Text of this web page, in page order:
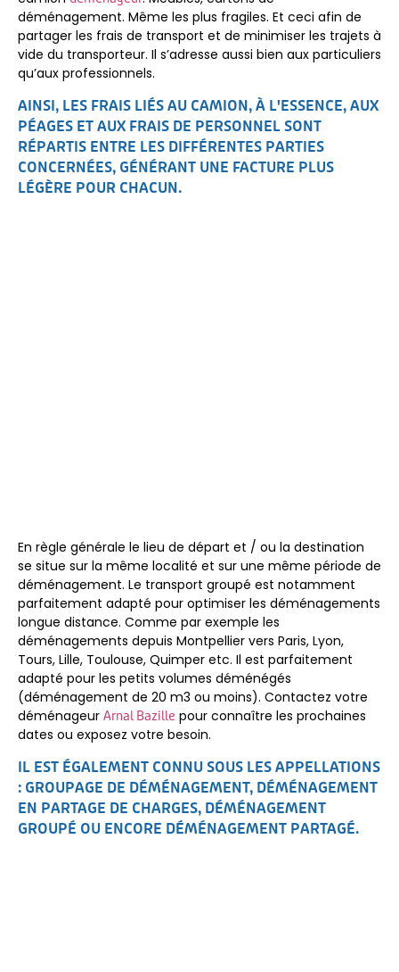
déménagement. Même les plus fragiles. Et ceci afin de
partager les frais de transport et de minimiser les trajets à
vide du transporteur. Il s’adresse aussi bien aux particuliers
qu’aux professionnels.
AINSI, LES FRAIS LIÉS AU CAMION, À L'ESSENCE, AUX
PÉAGES ET AUX FRAIS DE PERSONNEL SONT
RÉPARTIS ENTRE LES DIFFÉRENTES PARTIES
CONCERNÉES, GÉNÉRANT UNE FACTURE PLUS
LÉGÈRE POUR CHACUN.
En règle générale le lieu de départ et / ou la destination
se situe sur la même localité et sur une même période de
déménagement. Le transport groupé est notamment
parfaitement adapté pour optimiser les déménagements
longue distance. Comme par exemple les
déménagements depuis Montpellier vers Paris, Lyon,
Tours, Lille, Toulouse, Quimper etc. Il est parfaitement
adapté pour les petits volumes déménégés
(déménagement de 20 m3 ou moins). Contactez votre
déménageur Arnal Bazille pour connaître les prochaines
dates ou exposez votre besoin.
IL EST ÉGALEMENT CONNU SOUS LES APPELLATIONS
: GROUPAGE DE DÉMÉNAGEMENT, DÉMÉNAGEMENT
EN PARTAGE DE CHARGES, DÉMÉNAGEMENT
GROUPÉ OU ENCORE DÉMÉNAGEMENT PARTAGÉ.